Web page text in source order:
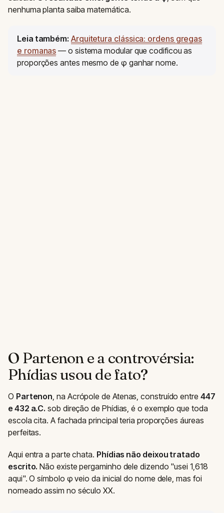
nenhuma planta saiba matemática.
Leia também: Arquitetura clássica: ordens gregas
e romanas — o sistema modular que codificou as
proporções antes mesmo de φ ganhar nome.
O Partenon e a controvérsia:
Phídias usou de fato?
O Partenon , na Acrópole de Atenas, construído entre 447
e 432 a.C. sob direção de Phídias, é o exemplo que toda
escola cita. A fachada principal teria proporções áureas
perfeitas.
Aqui entra a parte chata. Phídias não deixou tratado
escrito. Não existe pergaminho dele dizendo "usei 1,618
aqui". O símbolo φ veio da inicial do nome dele, mas foi
nomeado assim no século XX.